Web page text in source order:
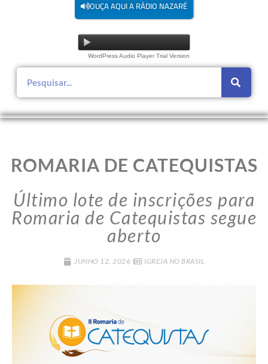
OUÇA AQUI A RÁDIO NAZARÉ
WordPress Audio Player Trial Version
ROMARIA DE CATEQUISTAS
Último lote de inscrições para
Romaria de Catequistas segue
aberto
JUNHO 12, 2026 IGREJA NO BRASIL